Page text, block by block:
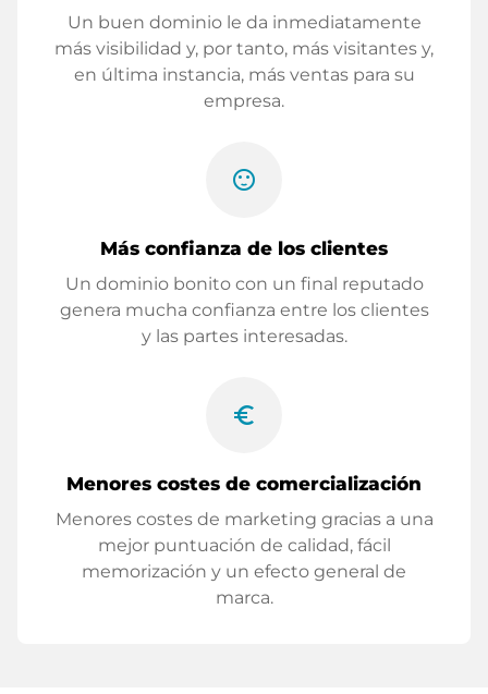
Un buen dominio le da inmediatamente
más visibilidad y, por tanto, más visitantes y,
en última instancia, más ventas para su
empresa.
sentiment_satisfied
Más confianza de los clientes
Un dominio bonito con un final reputado
genera mucha confianza entre los clientes
y las partes interesadas.
euro_symbol
Menores costes de comercialización
Menores costes de marketing gracias a una
mejor puntuación de calidad, fácil
memorización y un efecto general de
marca.